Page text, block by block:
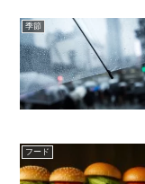
季節
フード